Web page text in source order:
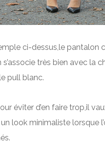
ci-dessus,le pantalon
très bien avec la
pull blanc.
éviter d’en faire trop,il
look minimaliste lorsque